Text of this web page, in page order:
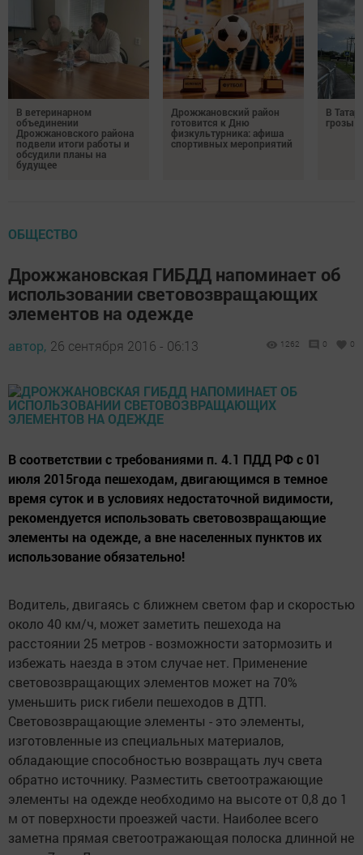
В ветеринарном
объединении
Дрожжановского района
подвели итоги работы и
обсудили планы на
будущее
Дрожжановский район
готовится к Дню
физкультурника: афиша
спортивных мероприятий
В
грозы
ОБЩЕСТВО
Дрожжановская ГИБДД напоминает об
использовании световозвращающих
элементов на одежде
автор, 26 сентября 2016 - 06:13 1262 0 0
В соответствии с требованиями п. 4.1 ПДД РФ с 01
июля 2015года пешеходам, двигающимся в темное
время суток и в условиях недостаточной видимости,
рекомендуется использовать световозвращающие
элементы на одежде, а вне населенных пунктов их
использование обязательно!
Водитель, двигаясь с ближнем светом фар и скоростью
около 40 км/ч, может заметить пешехода на
расстоянии 25 метров - возможности затормозить и
избежать наезда в этом случае нет. Применение
световозвращающих элементов может на 70%
уменьшить риск гибели пешеходов в ДТП.
Световозвращающие элементы - это элементы,
изготовленные из специальных материалов,
обладающие способностью возвращать луч света
обратно источнику. Разместить светоотражающие
элементы на одежде необходимо на высоте от 0,8 до 1
м от поверхности проезжей части. Наиболее всего
заметна прямая светоотражающая полоска длинной не